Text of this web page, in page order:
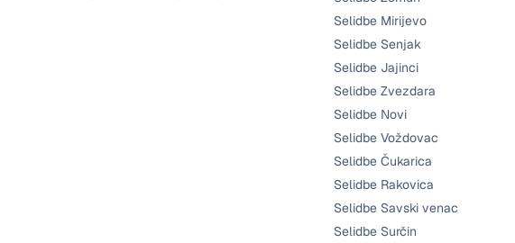
Selidbe Mirijevo
Selidbe Senjak
Selidbe Jajinci
Selidbe Zvezdara
Selidbe Novi
Selidbe Voždovac
Selidbe Čukarica
Selidbe Rakovica
Selidbe Savski venac
Selidbe Surčin